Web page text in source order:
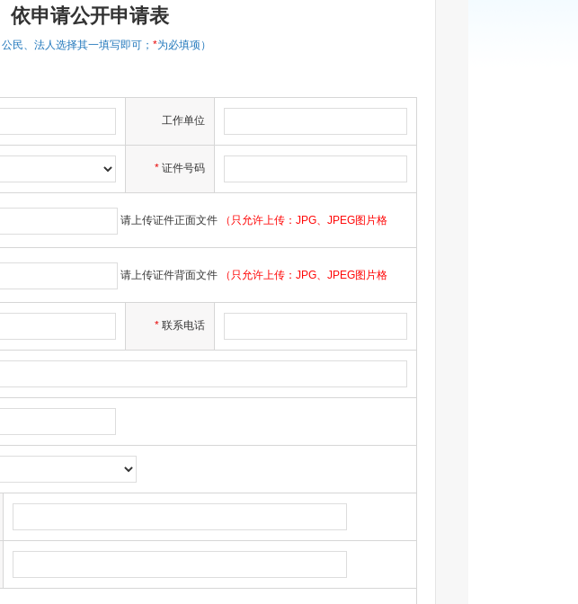
依申请公开申请表
公民、法人选择其一填写即可； *为必填项）
工作单位
* 证件号码
请上传证件正面文件 （只允许上传：JPG、JPEG图片格
请上传证件背面文件 （只允许上传：JPG、JPEG图片格
* 联系电话